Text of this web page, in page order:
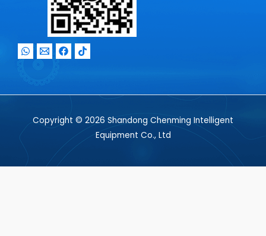
Copyright © 2026 Shandong Chenming Intelligent
Equipment Co., Ltd